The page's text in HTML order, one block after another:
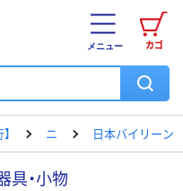
カゴ
メニュー
ニ 日本バイリーン
具・小物